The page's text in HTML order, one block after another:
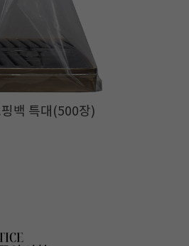
백 특대(500장)